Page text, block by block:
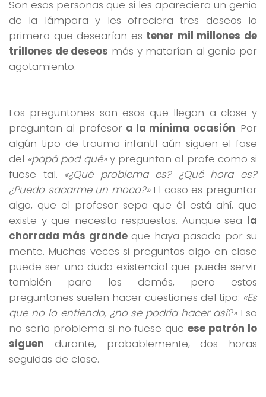
Son esas personas que si les apareciera un genio
de la lámpara y les ofreciera tres deseos lo
primero que desearían es tener mil millones de
trillones de deseos más y matarían al genio por
agotamiento.
Los preguntones son esos que llegan a clase y
preguntan al profesor a la mínima ocasión. Por
algún tipo de trauma infantil aún siguen el fase
del «papá pod qué»y preguntan al profe como si
fuese tal. «¿Qué problema es? ¿Qué hora es?
¿Puedo sacarme un moco?»El caso es preguntar
algo, que el profesor sepa que él está ahí, que
existe y que necesita respuestas. Aunque sea la
chorrada más grandeque haya pasado por su
mente. Muchas veces si preguntas algo en clase
puede ser una duda existencial que puede servir
también para los demás, pero estos
preguntones suelen hacer cuestiones del tipo: «Es
que no lo entiendo, ¿no se podría hacer así?»Eso
no sería problema si no fuese queese patrón lo
siguen durante, probablemente, dos horas
seguidas de clase.